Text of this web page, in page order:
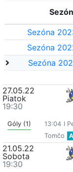
Sezóna
Sezóna
Sezóna
27.05.22
Piatok
19:30
Góly (1) 13:04 I
Tomčo
21.05.22
Sobota
19:30